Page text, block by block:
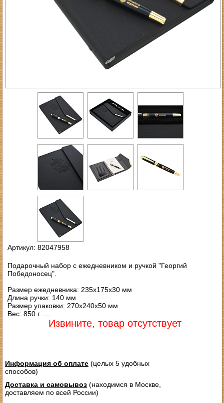
Артикул: 82047958
Подарочный набор с ежедневником и ручкой "Георгий
Победоносец".
Размер ежедневника: 235х175х30 мм
Длина ручки: 140 мм
Размер упаковки: 270х240х50 мм
Вес: 850 г ....
Извините, товар отсутствует
Информация об оплате(целых 5 удобных
способов)
Доставка и самовывоз(находимся в Москве,
доставляем по всей России)